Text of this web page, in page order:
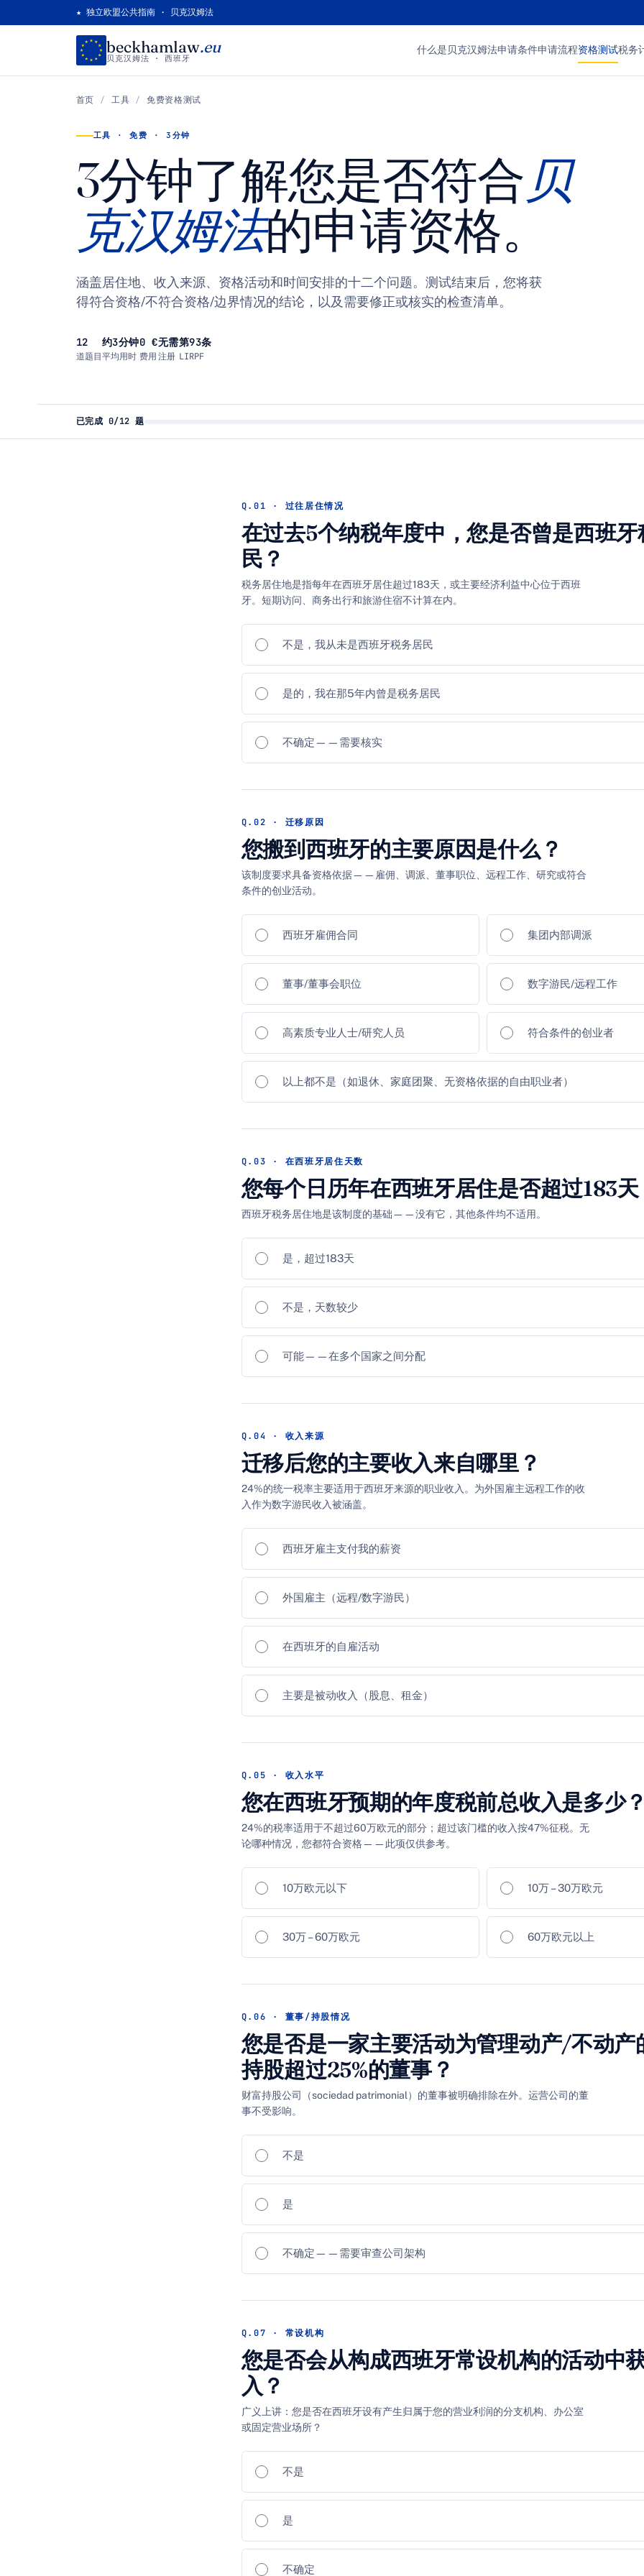
★ 独立欧盟公共指南 · 贝克汉姆法
beckhamlaw.eu
贝克汉姆法 · 西班牙
什么是贝克汉姆法申请条件申请流程资格测试税务
首页 / 工具 / 免费资格测试
工具 · 免费 · 3分钟
3分钟了解您是否符合贝
克汉姆法的申请资格。
涵盖居住地、收入来源、资格活动和时间安排的十二个问题。测试结束后，您将获
得符合资格/不符合资格/边界情况的结论，以及需要修正或核实的检查清单。
12
道题目
约3分钟
平均用时
0 €
费用
无需
注册
第93条
LIRPF
已完成 0/12 题
Q.01 · 过往居住情况
在过去5个纳税年度中，您是否曾是西班牙
民？
税务居住地是指每年在西班牙居住超过183天，或主要经济利益中心位于西班
牙。短期访问、商务出行和旅游住宿不计算在内。
不是，我从未是西班牙税务居民
是的，我在那5年内曾是税务居民
不确定——需要核实
Q.02 · 迁移原因
您搬到西班牙的主要原因是什么？
该制度要求具备资格依据——雇佣、调派、董事职位、远程工作、研究或符合
条件的创业活动。
西班牙雇佣合同 集团内部调派
董事/董事会职位 数字游民/远程工作
高素质专业人士/研究人员 符合条件的创业者
以上都不是（如退休、家庭团聚、无资格依据的自由职业者）
Q.03 · 在西班牙居住天数
您每个日历年在西班牙居住是否超过183天
西班牙税务居住地是该制度的基础——没有它，其他条件均不适用。
是，超过183天
不是，天数较少
可能——在多个国家之间分配
Q.04 · 收入来源
迁移后您的主要收入来自哪里？
24%的统一税率主要适用于西班牙来源的职业收入。为外国雇主远程工作的收
入作为数字游民收入被涵盖。
西班牙雇主支付我的薪资
外国雇主（远程/数字游民）
在西班牙的自雇活动
主要是被动收入（股息、租金）
Q.05 · 收入水平
您在西班牙预期的年度税前总收入是多少？
24%的税率适用于不超过60万欧元的部分；超过该门槛的收入按47%征税。无
论哪种情况，您都符合资格——此项仅供参考。
10万欧元以下 10万 – 30万欧元
30万 – 60万欧元 60万欧元以上
Q.06 · 董事/持股情况
您是否是一家主要活动为管理动产/不动产
持股超过25%的董事？
财富持股公司（sociedad patrimonial）的董事被明确排除在外。运营公司的董
事不受影响。
不是
是
不确定——需要审查公司架构
Q.07 · 常设机构
您是否会从构成西班牙常设机构的活动中
入？
广义上讲：您是否在西班牙设有产生归属于您的营业利润的分支机构、办公室
或固定营业场所？
不是
是
不确定